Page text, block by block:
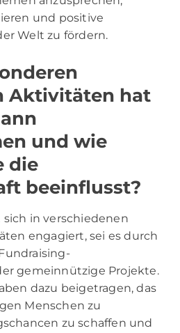
und positive
Welt zu fördern.
Aktivitäten hat
und wie
die
beeinflusst?
in verschiedenen
engagiert, sei es durch
gemeinnützige Projekte.
dazu beigetragen, das
Menschen zu
zu schaffen und